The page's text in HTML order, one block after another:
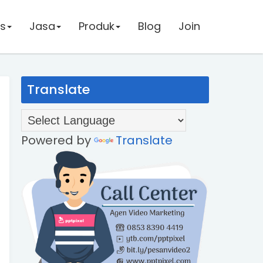
Jasa Produk Blog Join
Jasa Produk Blog Join
Translate
Powered by Translate